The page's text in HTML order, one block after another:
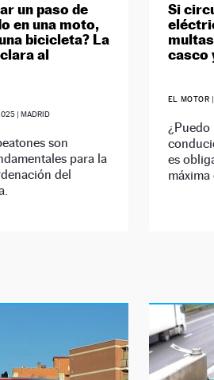
un paso de
en una moto,
bicicleta? La
al
| MADRID
son
para la
del
Si
casco
EL MOTOR
¿Puedo
es